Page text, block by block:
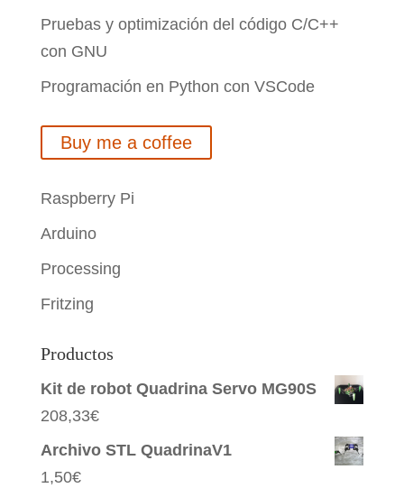
Pruebas y optimización del código C/C++
con GNU
Programación en Python con VSCode
Buy me a coffee
Raspberry Pi
Arduino
Processing
Fritzing
Productos
Kit de robot Quadrina Servo MG90S
208,33€
Archivo STL QuadrinaV1
1,50€